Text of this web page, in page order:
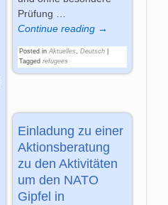
Prüfung
Continue reading →
Posted in Aktuelles Deutsch|
Tagged refugees
Einladung zu einer
Aktionsberatung
zu den Aktivitäten
um den NATO
Gipfel in